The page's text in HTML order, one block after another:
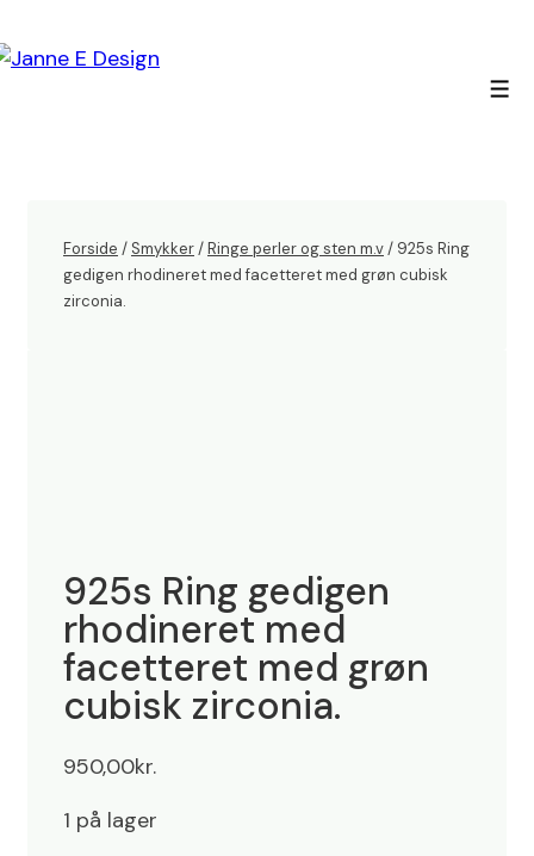
Hop
Forside / Smykker/Ringe perler og sten m.v/ 925s Ring
gedigen rhodineret med facetteret med grøn cubisk
zirconia.
925s Ring gedigen
rhodineret med
facetteret med grøn
cubisk zirconia.
950,00kr.
1 på lager